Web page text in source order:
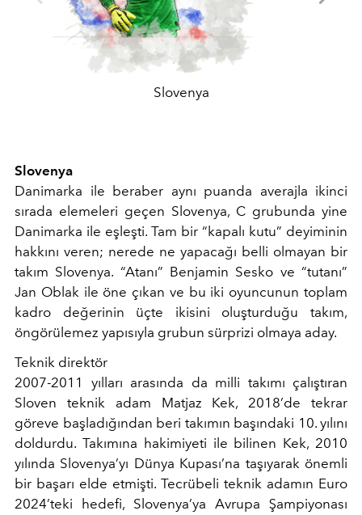
Slovenya
Slovenya
Danimarka ile beraber aynı puanda averajla ikinci
sırada elemeleri geçen Slovenya, C grubunda yine
Danimarka ile eşleşti. Tam bir “kapalı kutu” deyiminin
hakkını veren; nerede ne yapacağı belli olmayan bir
takım Slovenya. “Atanı” Benjamin Sesko ve “tutanı”
Jan Oblak ile öne çıkan ve bu iki oyuncunun toplam
kadro değerinin üçte ikisini oluşturduğu takım,
öngörülemez yapısıyla grubun sürprizi olmaya aday.
Teknik direktör
2007-2011 yılları arasında da milli takımı çalıştıran
Sloven teknik adam Matjaz Kek, 2018’de tekrar
göreve başladığından beri takımın başındaki 10. yılını
doldurdu. Takımına hakimiyeti ile bilinen Kek, 2010
yılında Slovenya’yı Dünya Kupası’na taşıyarak önemli
bir başarı elde etmişti. Tecrübeli teknik adamın Euro
2024’teki hedefi, Slovenya’ya Avrupa Şampiyonası